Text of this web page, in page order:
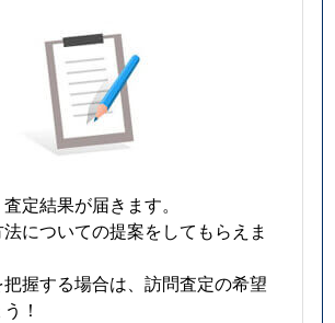
定結果が届きます。
についての提案をしてもらえま
握する場合は、訪問査定の希望
！